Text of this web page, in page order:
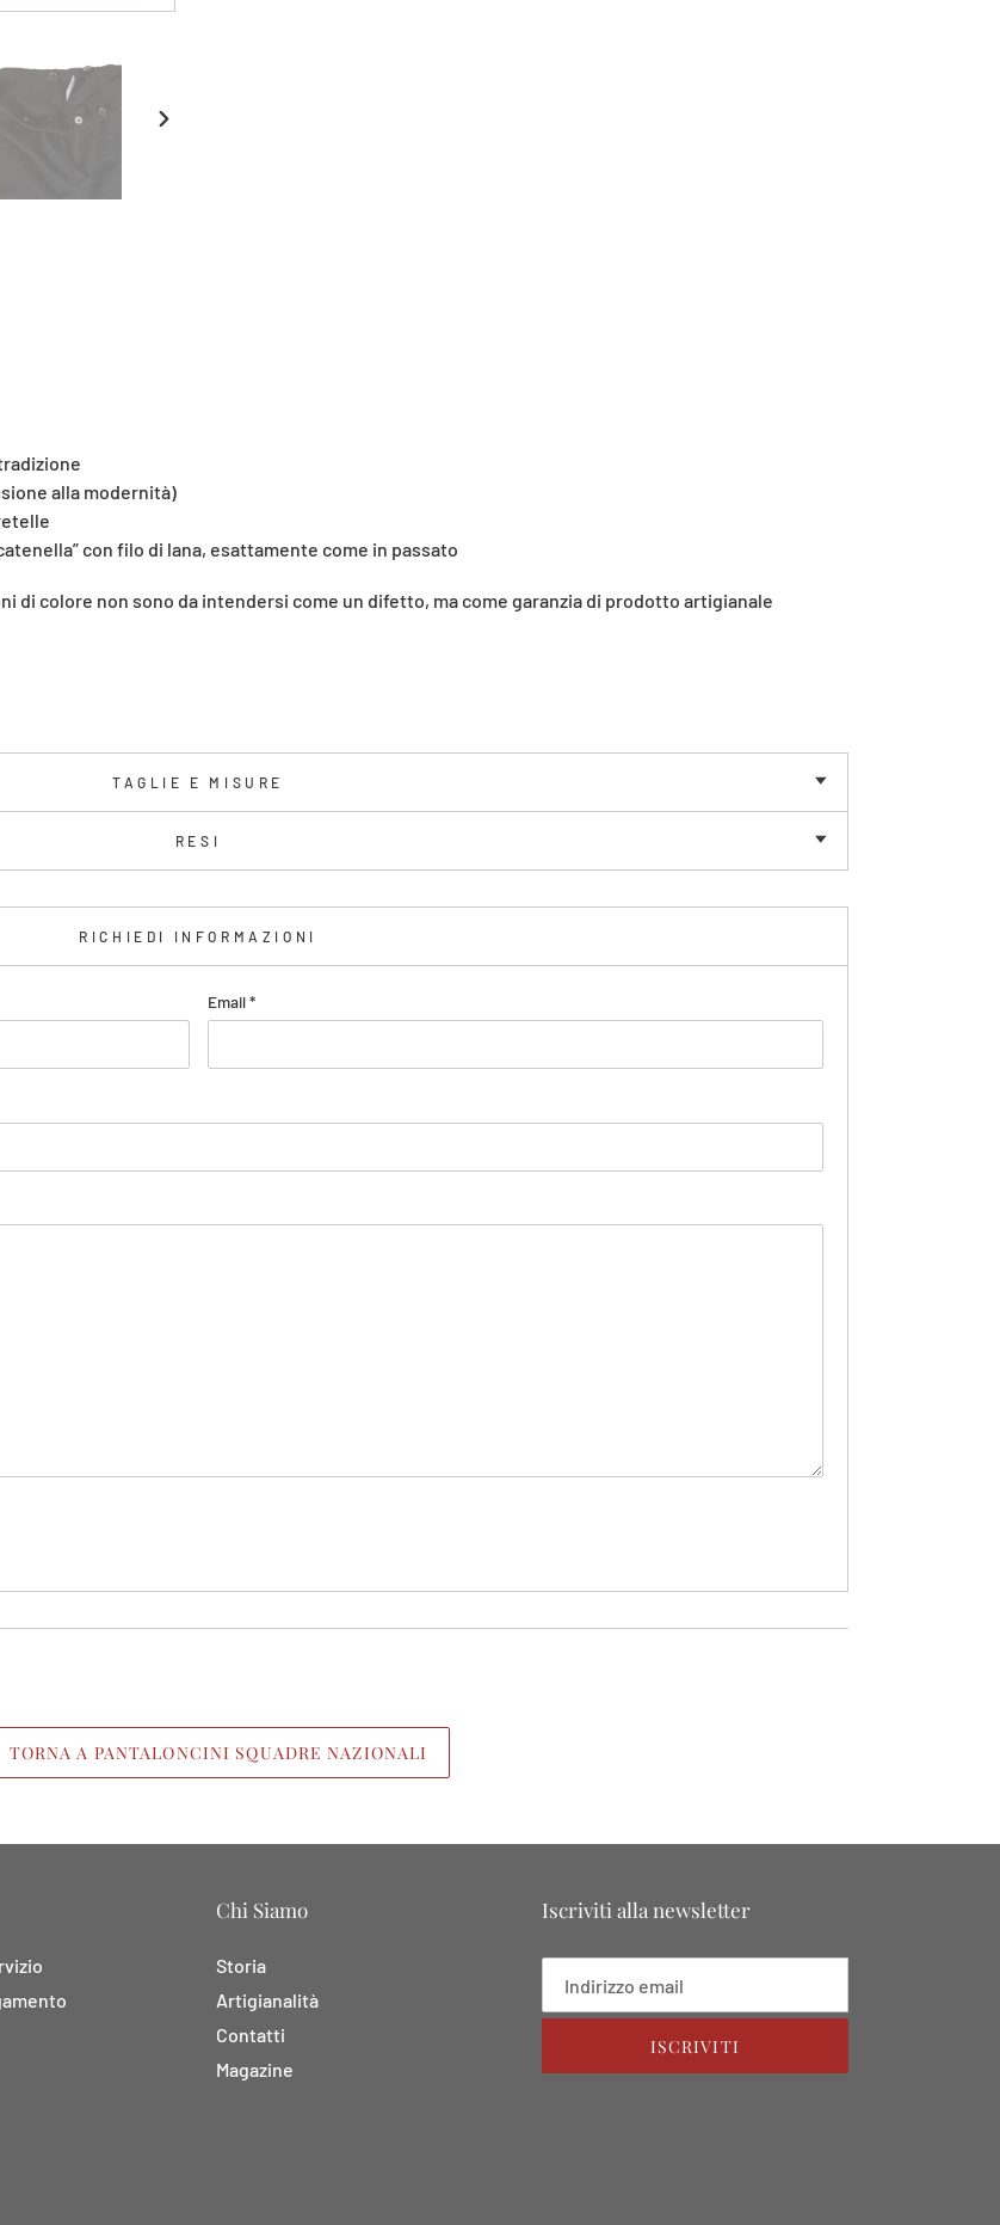
alla modernità)
con filo di lana, esattamente come in passato
di colore non sono da intendersi come un difetto, ma come garanzia di prodotto artigianale
TAGLIE E MISURE
RESI
RICHIEDI INFORMAZIONI
Email*
TORNA A PANTALONCINI SQUADRE NAZIONALI
Chi Siamo
Storia
Artigianalità
Contatti
Magazine
Iscriviti alla newsletter
ISCRIVITI